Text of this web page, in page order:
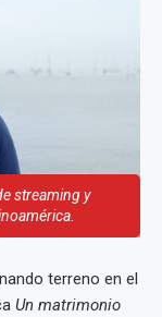
streaming y
terreno en el
Un matrimonio